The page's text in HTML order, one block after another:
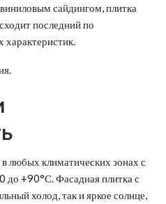
сайдингом, плитка
последний по
характеристик.
любых климатических зонах с
до +90°С. Фасадная плитка с
холод, так и яркое солнце,